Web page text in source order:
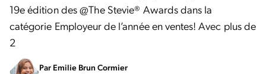
19e édition des @The Stevie® Awards dans la
catégorie Employeur de l’année en ventes! Avec plus de
2
Par Emilie Brun Cormier